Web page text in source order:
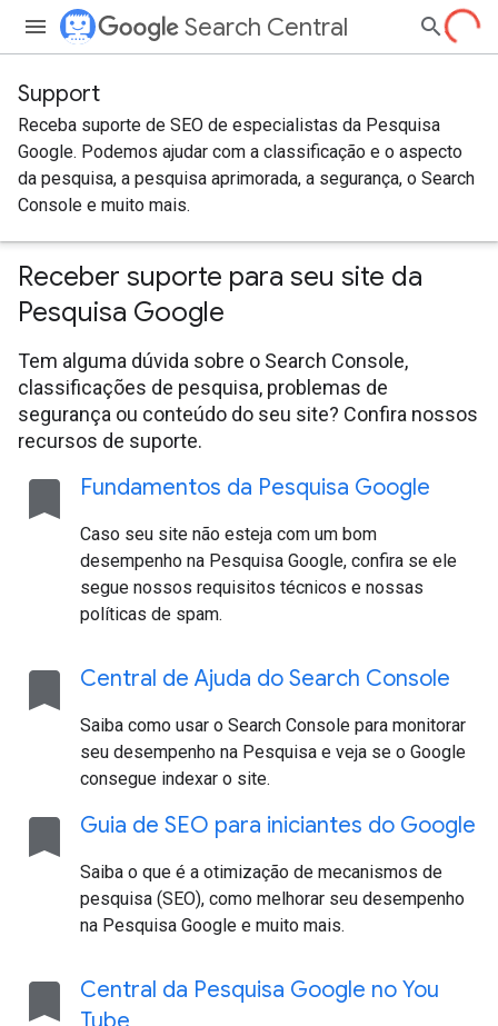
Search Central
Support
Receba suporte de SEO de especialistas da Pesquisa
Google. Podemos ajudar com a classificação e o aspecto
da pesquisa, a pesquisa aprimorada, a segurança, o Search
Console e muito mais.
Receber suporte para seu site da
Pesquisa Google
Tem alguma dúvida sobre o Search Console,
classificações de pesquisa, problemas de
segurança ou conteúdo do seu site? Confira nossos
recursos de suporte.
bookmark Fundamentos da Pesquisa Google
Caso seu site não esteja com um bom
desempenho na Pesquisa Google, confira se ele
segue nossos requisitos técnicos e nossas
políticas de spam.
bookmark Central de Ajuda do Search Console
Saiba como usar o Search Console para monitorar
seu desempenho na Pesquisa e veja se o Google
consegue indexar o site.
bookmark Guia de SEO para iniciantes do Google
Saiba o que é a otimização de mecanismos de
pesquisa (SEO), como melhorar seu desempenho
na Pesquisa Google e muito mais.
bookmark
Central da Pesquisa Google no You